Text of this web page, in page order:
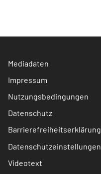
Mediadaten
Impressum
Nutzungsbedingungen
Datenschutz
Barrierefreiheitserklärung
Datenschutzeinstellungen
Videotext